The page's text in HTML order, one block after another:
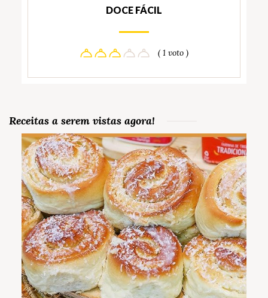
DOCE FÁCIL
( 1 voto )
Receitas a serem vistas agora!